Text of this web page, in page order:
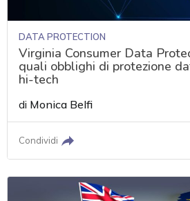
DATA PROTECTION
Virginia Consumer Data
quali obblighi di protezione
hi-tech
di Monica Belfi
Condividi